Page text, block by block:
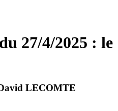
27/4/2025 : le
LECOMTE